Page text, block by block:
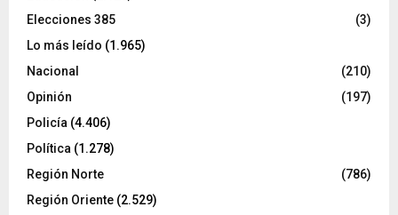
Elecciones 385
(3)
Lo más leído (1.965)
Nacional
(210)
Opinión
(197)
Policía (4.406)
Política (1.278)
Región Norte
(786)
Región Oriente (2.529)